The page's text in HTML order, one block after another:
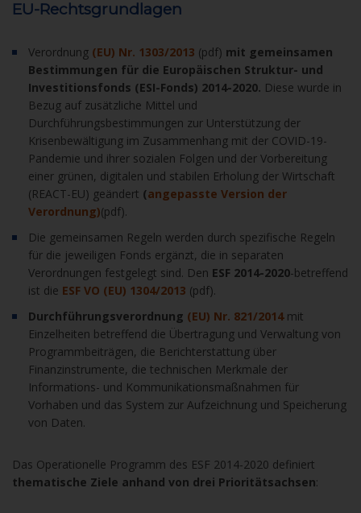
EU-Rechtsgrundlagen
Verordnung (EU) Nr. 1303/2013 (pdf) mit gemeinsamen
Bestimmungen für die Europäischen Struktur- und
Investitionsfonds (ESI-Fonds) 2014-2020. Diese wurde in
Bezug auf zusätzliche Mittel und
Durchführungsbestimmungen zur Unterstützung der
Krisenbewältigung im Zusammenhang mit der COVID-19-
Pandemie und ihrer sozialen Folgen und der Vorbereitung
einer grünen, digitalen und stabilen Erholung der Wirtschaft
(REACT-EU) geändert (angepasste Version der
Verordnung)(pdf).
Die gemeinsamen Regeln werden durch spezifische Regeln
für die jeweiligen Fonds ergänzt, die in separaten
Verordnungen festgelegt sind. Den ESF 2014-2020-betreffend
ist die ESF VO (EU) 1304/2013 (pdf).
Durchführungsverordnung (EU) Nr. 821/2014mit
Einzelheiten betreffend die Übertragung und Verwaltung von
Programmbeiträgen, die Berichterstattung über
Finanzinstrumente, die technischen Merkmale der
Informations- und Kommunikationsmaßnahmen für
Vorhaben und das System zur Aufzeichnung und Speicherung
von Daten.
Das Operationelle Programm des ESF 2014-2020 definiert
thematische Ziele anhand von drei Prioritätsachsen: